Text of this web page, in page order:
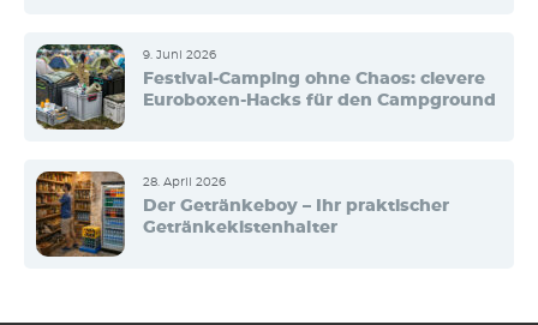
9. Juni 2026
Festival-Camping ohne Chaos: clevere
Euroboxen-Hacks für den Campground
28. April 2026
Der Getränkeboy – Ihr praktischer
Getränkekistenhalter